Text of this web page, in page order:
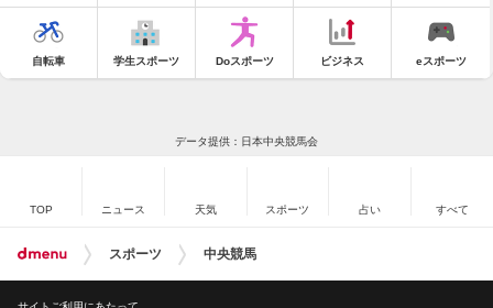
自転車 学生スポーツ Doスポーツ ビジネス eスポーツ
データ提供：日本中央競馬会
TOP ニュース 天気 スポーツ 占い すべて
スポーツ 中央競馬